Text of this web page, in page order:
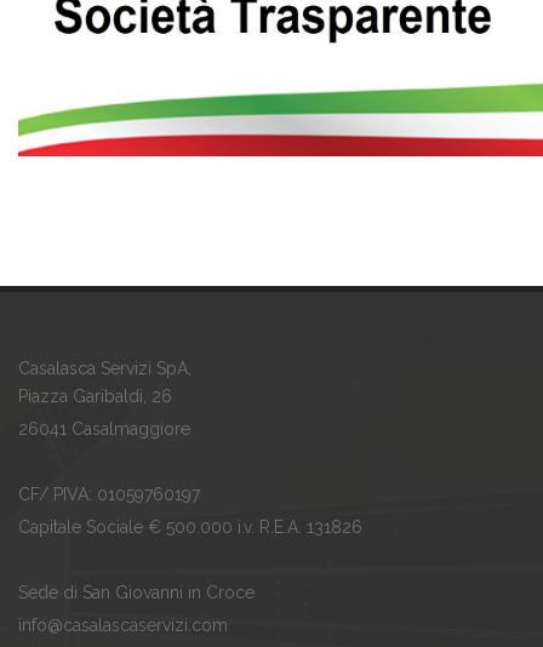
Casalasca Servizi SpA,
Piazza Garibaldi, 26
26041 Casalmaggiore
CF/ PIVA: 01059760197
Capitale Sociale € 500.000 i.v. R.E.A. 131826
Sede di San Giovanni in Croce
info@casalascaservizi.com